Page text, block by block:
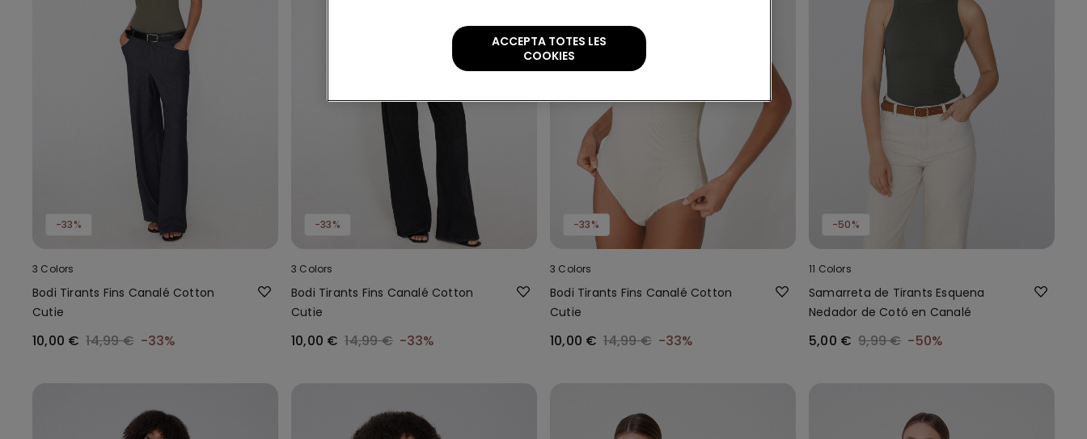
-33%
3 Colors
Bodi Tirants Fins Canalé Cotton
Cutie
10,00 € 14,99 € -33%
-33%
3 Colors
Bodi Tirants Fins Canalé Cotton
Cutie
10,00 € 14,99 € -33%
-33%
3 Colors
Bodi Tirants Fins Canalé Cotton
Cutie
10,00 € 14,99 € -33%
-50%
11 Colors
Samarreta de Tirants Esquena
Nedador de Cotó en Canalé
5,00 € 9,99 € -50%
ACCEPTA TOTES LES
COOKIES